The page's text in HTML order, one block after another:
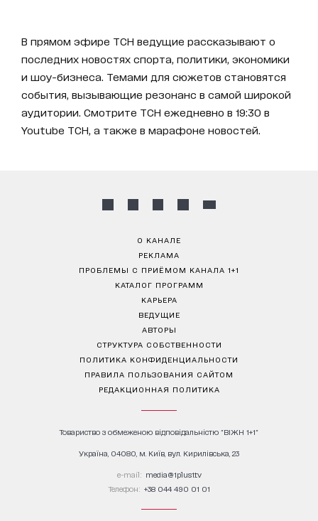
В прямом эфире ТСН ведущие рассказывают о
последних новостях спорта, политики, экономики
и шоу-бизнеса. Темами для сюжетов становятся
события, вызывающие резонанс в самой широкой
аудитории. Смотрите ТСН ежедневно в 19:30 в
Youtube ТСН, а также в марафоне новостей.
О КАНАЛЕ
РЕКЛАМА
ПРОБЛЕМЫ С ПРИЁМОМ КАНАЛА 1+1
КАТАЛОГ ПРОГРАММ
КАРЬЕРА
ВЕДУЩИЕ
АВТОРЫ
СТРУКТУРА СОБСТВЕННОСТИ
ПОЛИТИКА КОНФИДЕНЦИАЛЬНОСТИ
ПРАВИЛА ПОЛЬЗОВАНИЯ САЙТОМ
РЕДАКЦИОННАЯ ПОЛИТИКА
Товариство з обмеженою відповідальністю "ВІЖН 1+1"
Україна, 04080, м. Київ, вул. Кирилівська, 23
е-mail: media@1plus1.tv
Телефон: +38 044 490 01 01